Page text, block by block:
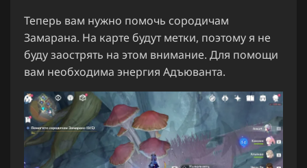
Теперь вам нужно помочь сородичам
Замарана. На карте будут метки, поэтому я не
буду заострять на этом внимание. Для помощи
вам необходима энергия Адъюванта.